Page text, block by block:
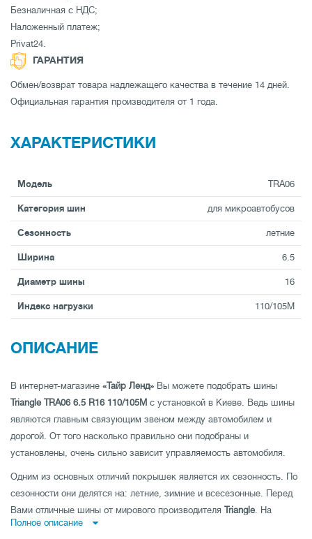
Безналичная с НДС;
Наложенный платеж;
Privat24.
ГАРАНТИЯ
Обмен/возврат товара надлежащего качества в течение 14 дней.
Официальная гарантия производителя от 1 года.
ХАРАКТЕРИСТИКИ
Модель TRA06
Категория шин для микроавтобусов
Сезонность летние
Ширина 6.5
Диаметр шины 16
Индекс нагрузки 110/105M
ОПИСАНИЕ
В интернет-магазине «Тайр Ленд» Вы можете подобрать шины
Triangle TRA06 6.5 R16 110/105M с установкой в Киеве. Ведь шины
являются главным связующим звеном между автомобилем и
дорогой. От того насколько правильно они подобраны и
установлены, очень сильно зависит управляемость автомобиля.
Одним из основных отличий покрышек является их сезонность. По
сезонности они делятся на: летние, зимние и всесезонные. Перед
Вами отличные шины от мирового производителя Triangle. На
нашем сайте Вы можете выбрать шины, предназначенные для
Полное описание